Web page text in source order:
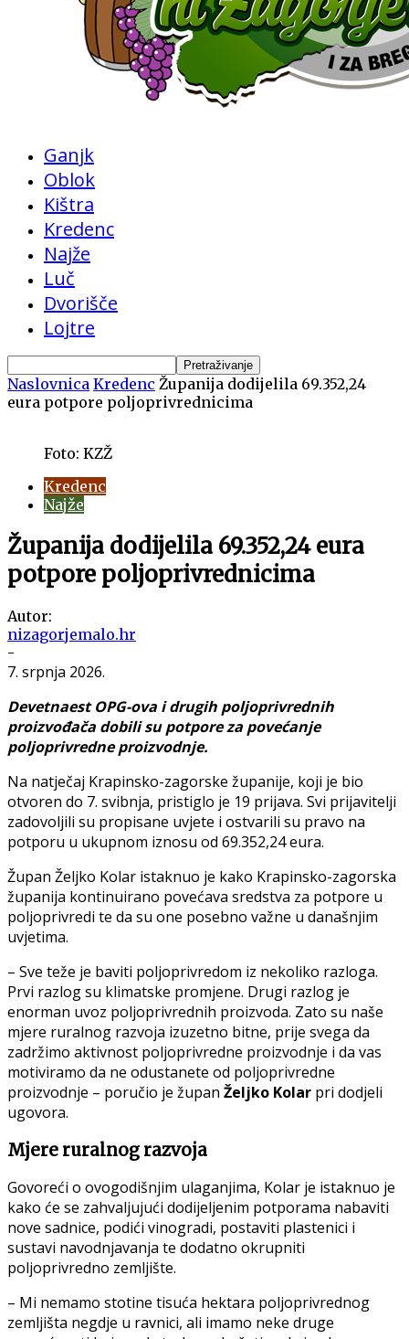
Ganjk
Oblok
Kištra
Kredenc
Najže
Luč
Dvorišče
Lojtre
Naslovnica Kredenc Županija dodijelila 69.352,24
eura potpore poljoprivrednicima
Foto: KZŽ
Kredenc
Najže
Županija dodijelila 69.352,24 eura
potpore poljoprivrednicima
Autor:
nizagorjemalo.hr
-
7. srpnja 2026.
Devetnaest OPG-ova i drugih poljoprivrednih
proizvođača dobili su potpore za povećanje
poljoprivredne proizvodnje.
Na natječaj Krapinsko-zagorske županije, koji je bio
otvoren do 7. svibnja, pristiglo je 19 prijava. Svi prijavitelji
zadovoljili su propisane uvjete i ostvarili su pravo na
potporu u ukupnom iznosu od 69.352,24 eura.
Župan Željko Kolar istaknuo je kako Krapinsko-zagorska
županija kontinuirano povećava sredstva za potpore u
poljoprivredi te da su one posebno važne u današnjim
uvjetima.
– Sve teže je baviti poljoprivredom iz nekoliko razloga.
Prvi razlog su klimatske promjene. Drugi razlog je
enorman uvoz poljoprivrednih proizvoda. Zato su naše
mjere ruralnog razvoja izuzetno bitne, prije svega da
zadržimo aktivnost poljoprivredne proizvodnje i da vas
motiviramo da ne odustanete od poljoprivredne
proizvodnje – poručio je župan Željko Kolar pri dodjeli
ugovora.
Mjere ruralnog razvoja
Govoreći o ovogodišnjim ulaganjima, Kolar je istaknuo je
kako će se zahvaljujući dodijeljenim potporama nabaviti
nove sadnice, podići vinogradi, postaviti plastenici i
sustavi navodnjavanja te dodatno okrupniti
poljoprivredno zemljište.
– Mi nemamo stotine tisuća hektara poljoprivrednog
zemljišta negdje u ravnici, ali imamo neke druge